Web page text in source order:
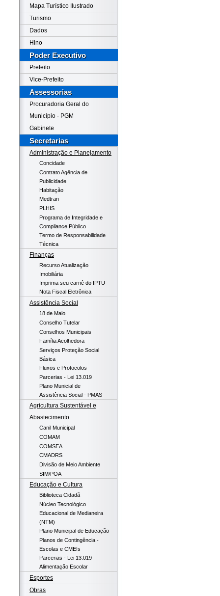
Mapa Turístico Ilustrado
Turismo
Dados
Hino
Poder Executivo
Prefeito
Vice-Prefeito
Assessorias
Procuradoria Geral do
Município - PGM
Gabinete
Secretarias
Administração e Planejamento
Concidade
Contrato Agência de
Publicidade
Habitação
Medtran
PLHIS
Programa de Integridade e
Compliance Público
Termo de Responsabilidade
Técnica
Finanças
Recurso Atualização
Imobiliária
Imprima seu carnê do IPTU
Nota Fiscal Eletrônica
Assistência Social
18 de Maio
Conselho Tutelar
Conselhos Municipais
Família Acolhedora
Serviços Proteção Social
Básica
Fluxos e Protocolos
Parcerias - Lei 13.019
Plano Municial de
Assistência Social - PMAS
Agricultura Sustentável e
Abastecimento
Canil Municipal
COMAM
COMSEA
CMADRS
Divisão de Meio Ambiente
SIM/POA
Educação e Cultura
Biblioteca Cidadã
Núcleo Tecnológico
Educacional de Medianeira
(NTM)
Plano Municipal de Educação
Planos de Contingência -
Escolas e CMEIs
Parcerias - Lei 13.019
Alimentação Escolar
Esportes
Obras